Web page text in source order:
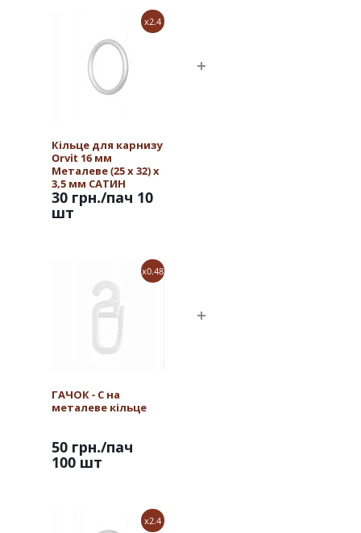
x2.4
Кільце для карнизу
Orvit 16 мм
Металеве (25 х 32) х
3,5 мм САТИН
30 грн./пач 10
шт
x0.48
ГАЧОК - С на
металеве кільце
50 грн./пач
100 шт
x2.4